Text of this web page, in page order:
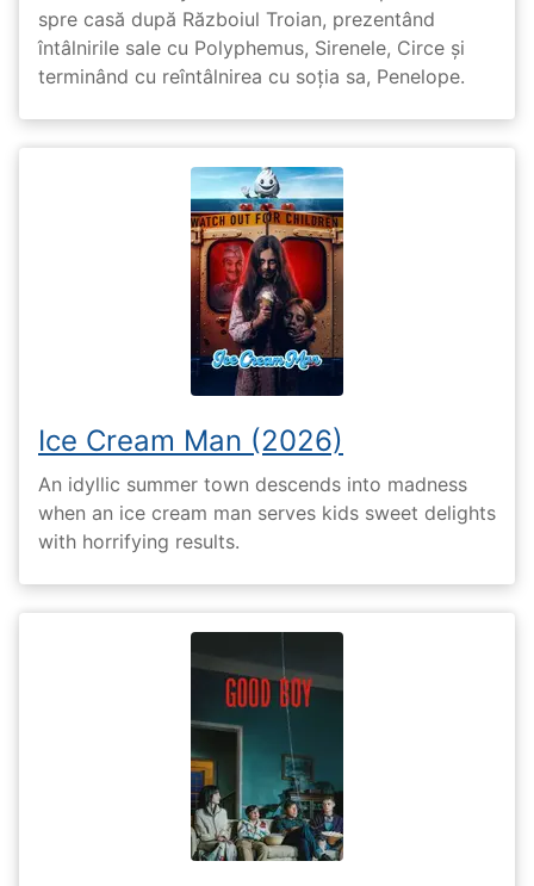
spre casă după Războiul Troian, prezentând
întâlnirile sale cu Polyphemus, Sirenele, Circe și
terminând cu reîntâlnirea cu soția sa, Penelope.
Ice Cream Man (2026)
An idyllic summer town descends into madness
when an ice cream man serves kids sweet delights
with horrifying results.